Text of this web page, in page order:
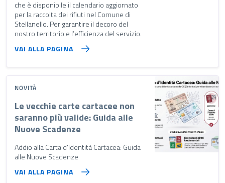
che è disponibile il calendario aggiornato
per la raccolta dei rifiuti nel Comune di
Stellanello. Per garantire il decoro del
nostro territorio e l’efficienza del servizio.
VAI ALLA PAGINA
NOVITÀ
Le vecchie carte cartacee non
saranno più valide: Guida alle
Nuove Scadenze
Addio alla Carta d'Identità Cartacea: Guida
alle Nuove Scadenze
VAI ALLA PAGINA